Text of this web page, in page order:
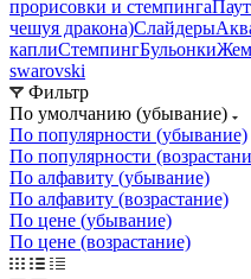
прорисовки и стемпинга
чешуя дракона)Слайдеры
каплиСтемпингБульонки
swarovski
Фильтр
По умолчанию (убывание)
По популярности (убывание)
По популярности
По алфавиту (убывание)
По алфавиту (возрастание)
По цене (убывание)
По цене (возрастание)